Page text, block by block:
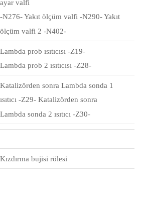
ayar valfi
-N276- Yakıt ölçüm valfi -N290- Yakıt
ölçüm valfi 2 -N402-
Lambda prob ısıtıcısı -Z19-
Lambda prob 2 ısıtıcısı -Z28-
Katalizörden sonra Lambda sonda 1
ısıtıcı -Z29- Katalizörden sonra
Lambda sonda 2 ısıtıcı -Z30-
Kızdırma bujisi rölesi